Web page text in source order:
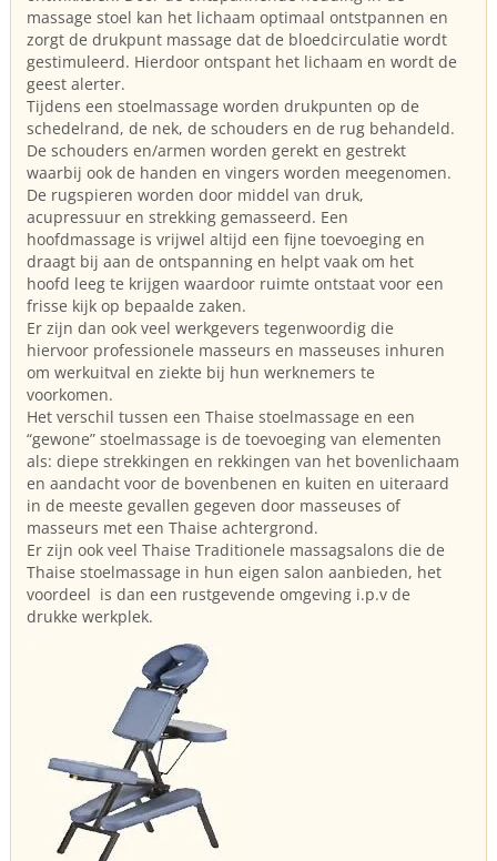
massage stoel kan het lichaam optimaal ontstpannen en
zorgt de drukpunt massage dat de bloedcirculatie wordt
gestimuleerd. Hierdoor ontspant het lichaam en wordt de
geest alerter.
Tijdens een stoelmassage worden drukpunten op de
schedelrand, de nek, de schouders en de rug behandeld.
De schouders en/armen worden gerekt en gestrekt
waarbij ook de handen en vingers worden meegenomen.
De rugspieren worden door middel van druk,
acupressuur en strekking gemasseerd. Een
hoofdmassage is vrijwel altijd een fijne toevoeging en
draagt bij aan de ontspanning en helpt vaak om het
hoofd leeg te krijgen waardoor ruimte ontstaat voor een
frisse kijk op bepaalde zaken.
Er zijn dan ook veel werkgevers tegenwoordig die
hiervoor professionele masseurs en masseuses inhuren
om werkuitval en ziekte bij hun werknemers te
voorkomen.
Het verschil tussen een Thaise stoelmassage en een
“gewone” stoelmassage is de toevoeging van elementen
als: diepe strekkingen en rekkingen van het bovenlichaam
en aandacht voor de bovenbenen en kuiten en uiteraard
in de meeste gevallen gegeven door masseuses of
masseurs met een Thaise achtergrond.
Er zijn ook veel Thaise Traditionele massagsalons die de
Thaise stoelmassage in hun eigen salon aanbieden, het
voordeel is dan een rustgevende omgeving i.p.v de
drukke werkplek.